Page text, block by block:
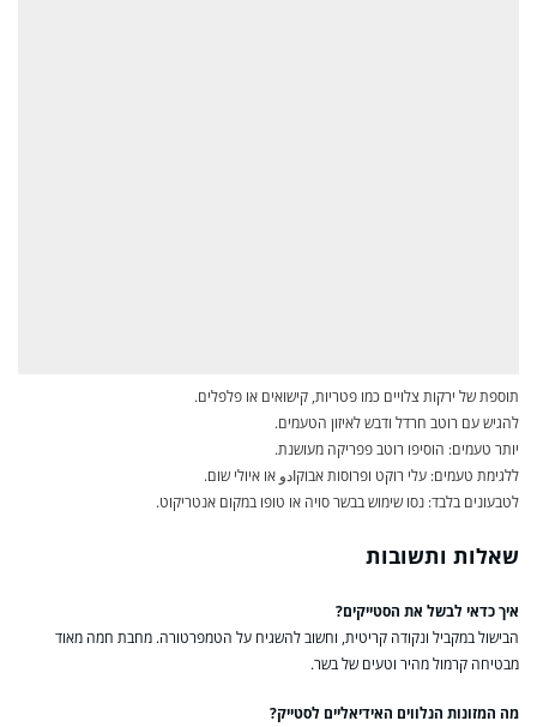
תוספת של ירקות צלויים כמו פטריות, קישואים או פלפלים.
להגיש עם רוטב חרדל ודבש לאיזון הטעמים.
יותר טעמים: הוסיפו רוטב פפריקה מעושנת.
ללגימת טעמים: עלי רוקט ופרוסות אבוקادو או איולי שום.
לטבעונים בלבד: נסו שימוש בבשר סויה או טופו במקום אנטריקוט.
שאלות ותשובות
איך כדאי לבשל את הסטייקים?
הבישול במקביל ונקודה קריטית, וחשוב להשגיח על הטמפרטורה. מחבת חמה מאוד
מבטיחה קרמול מהיר וטעים של בשר.
מה המזונות הנלווים האידיאליים לסטייק?